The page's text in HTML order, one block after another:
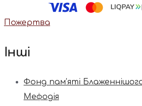
Пожертва
Інші
Фонд пам’яті
Мефодія